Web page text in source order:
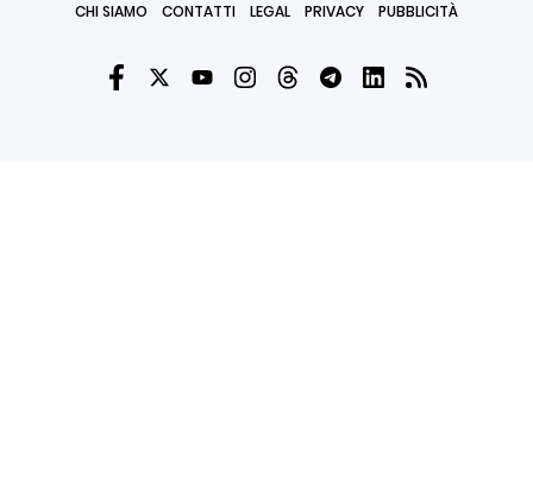
CHI SIAMO CONTATTI LEGAL PRIVACY PUBBLICITÀ